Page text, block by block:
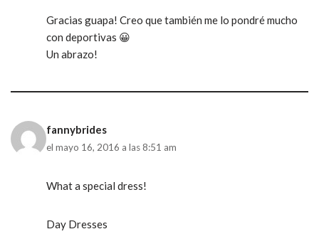
Gracias guapa! Creo que también me lo pondré mucho
con deportivas 😀
Un abrazo!
fannybrides
el mayo 16, 2016 a las 8:51 am
What a special dress!
Day Dresses